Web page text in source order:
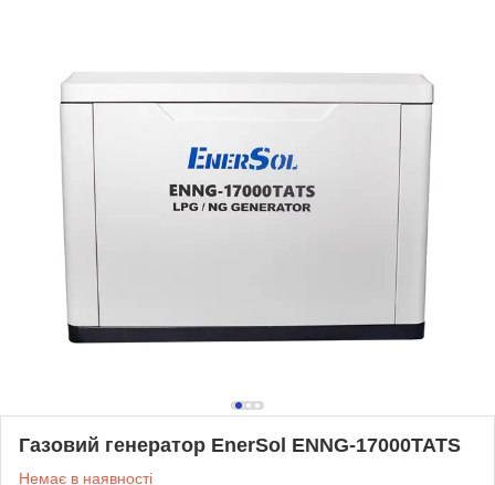
Газовий генератор EnerSol ENNG-17000TATS
Немає в наявності